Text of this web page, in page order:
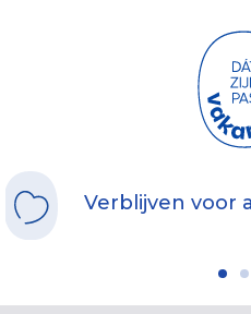
Op het gebied van catering zijn er
afgestemd op uw verblijf voor
En voor liefhebbers van ski en
onze
Boek nu uw skivakantie bij Odalys en
Verblijven voor